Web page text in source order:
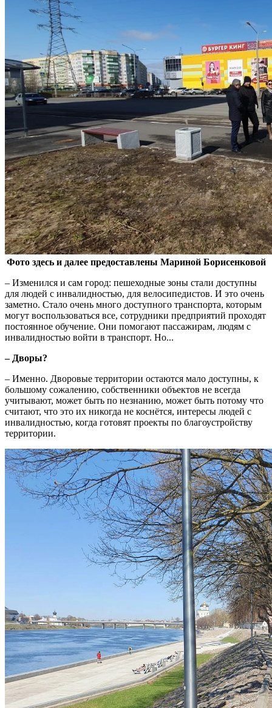
Фото здесь и далее предоставлены Мариной Борисенковой
– Изменился и сам город: пешеходные зоны стали доступны
для людей с инвалидностью, для велосипедистов. И это очень
заметно. Стало очень много доступного транспорта, которым
могут воспользоваться все, сотрудники предприятий проходят
постоянное обучение. Они помогают пассажирам, людям с
инвалидностью войти в транспорт. Но...
– Дворы?
– Именно. Дворовые территории остаются мало доступны, к
большому сожалению, собственники объектов не всегда
учитывают, может быть по незнанию, может быть потому что
считают, что это их никогда не коснётся, интересы людей с
инвалидностью, когда готовят проекты по благоустройству
территории.